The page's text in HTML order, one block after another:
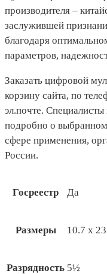
производителя –
заслужившей
благодаря
параметров,
Заказать цифровой
корзину сайта, по
эл.почте.
подробно о
сфере применения,
России.
Госреестр Да
Размеры 10.7 x
Разрядность 5½